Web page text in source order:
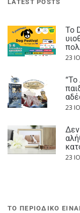
LATEST POSTS
Το
23
23
23
ΤΟ ΠΕΡΙΟΔΙΚΟ